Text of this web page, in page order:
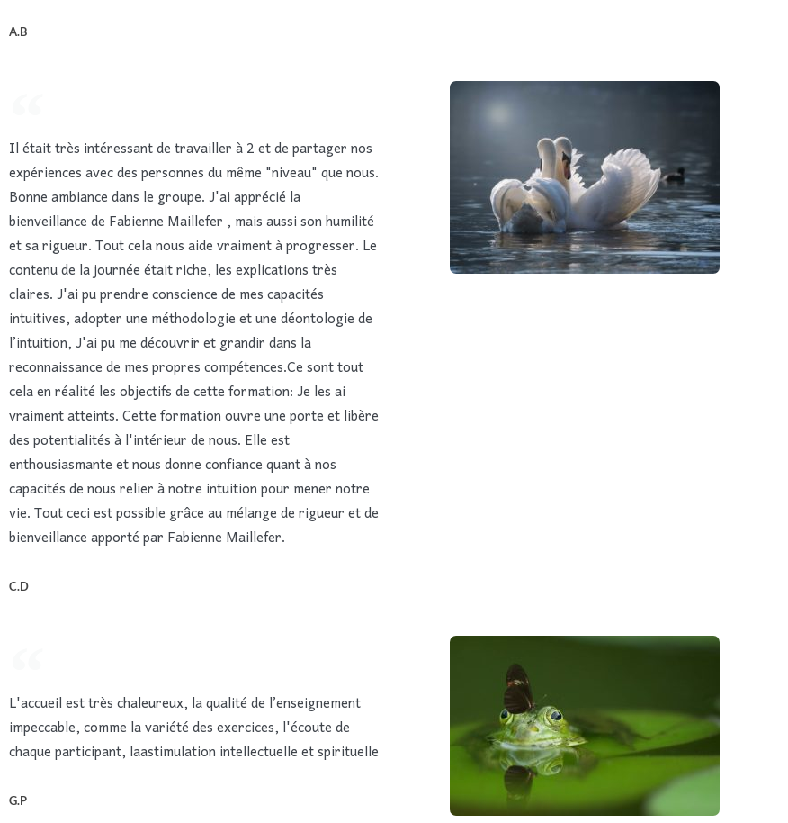
A.B
Il était très intéressant de travailler à 2 et de partager nos
expériences avec des personnes du même "niveau" que nous.
Bonne ambiance dans le groupe. J'ai apprécié la
bienveillance de Fabienne Maillefer , mais aussi son humilité
et sa rigueur. Tout cela nous aide vraiment à progresser. Le
contenu de la journée était riche, les explications très
claires. J'ai pu prendre conscience de mes capacités
intuitives, adopter une méthodologie et une déontologie de
l’intuition, J'ai pu me découvrir et grandir dans la
reconnaissance de mes propres compétences.Ce sont tout
cela en réalité les objectifs de cette formation: Je les ai
vraiment atteints. Cette formation ouvre une porte et libère
des potentialités à l'intérieur de nous. Elle est
enthousiasmante et nous donne confiance quant à nos
capacités de nous relier à notre intuition pour mener notre
vie. Tout ceci est possible grâce au mélange de rigueur et de
bienveillance apporté par Fabienne Maillefer.
C.D
L'accueil est très chaleureux, la qualité de l’enseignement
impeccable, comme la variété des exercices, l'écoute de
chaque participant, laastimulation intellectuelle et spirituelle
G.P